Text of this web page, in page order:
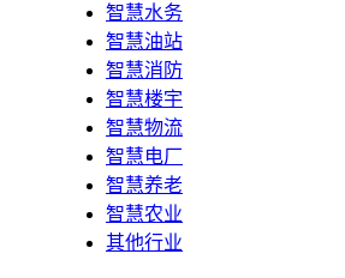
智慧水务
智慧油站
智慧消防
智慧楼宇
智慧物流
智慧电厂
智慧养老
智慧农业
其他行业